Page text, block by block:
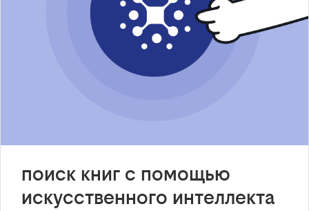
поиск книг с помощью
искусственного интеллекта